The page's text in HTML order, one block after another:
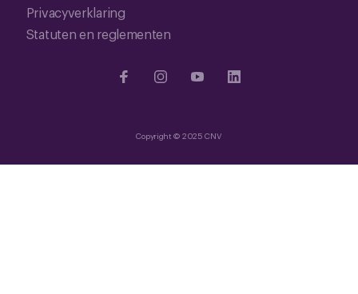
Privacyverklaring
Statuten en reglementen
Copyright © 2025 CNV